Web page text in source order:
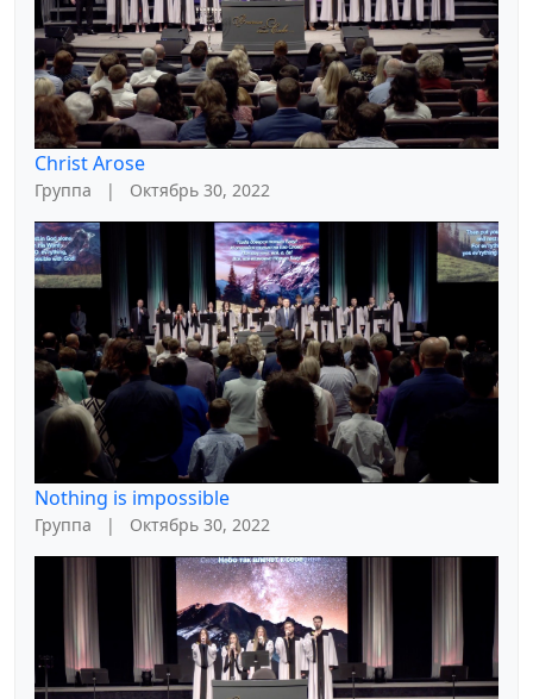
Christ Arose
Группа | Октябрь 30, 2022
Nothing is impossible
Группа | Октябрь 30, 2022